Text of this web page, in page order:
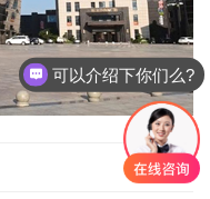
可以介绍下你们么?